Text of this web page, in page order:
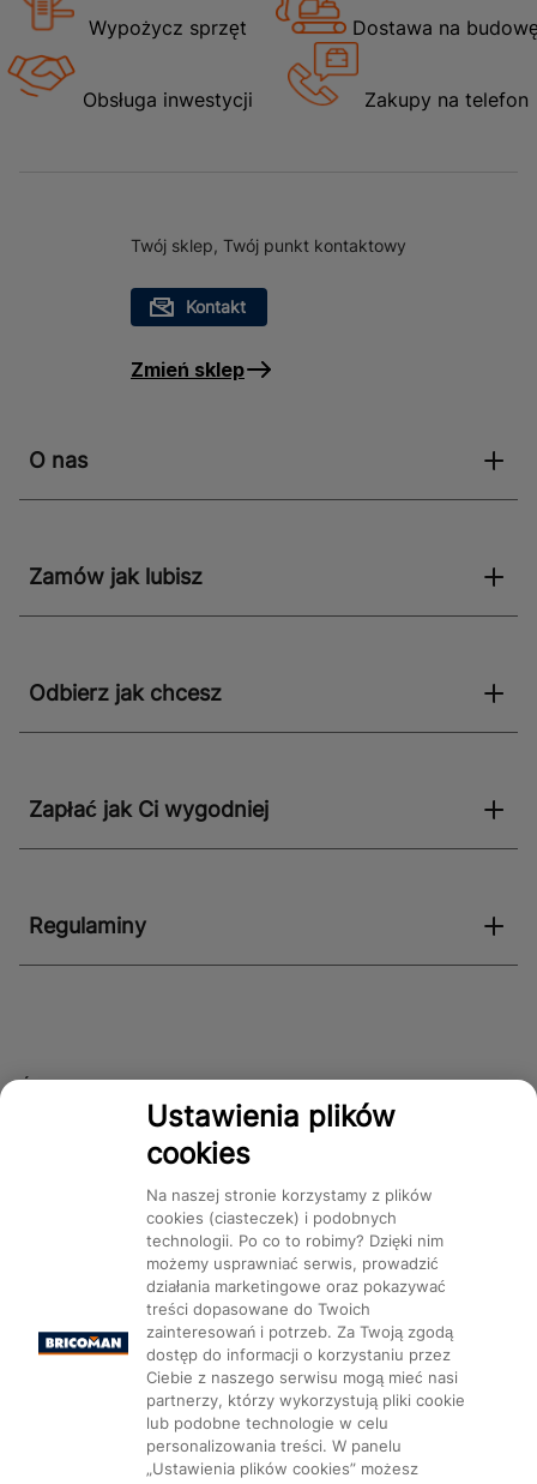
Wypożycz sprzęt Dostawa na
Obsługa inwestycji Zakupy na telefon
Twój sklep, Twój punkt kontaktowy
Kontakt
Zmień sklep
O nas
Zamów jak lubisz
Odbierz jak chcesz
Zapłać jak Ci wygodniej
Regulaminy
Śledź nas!
Mapa Strony: Kategorie Produkty Marki CMS
Ustawienia plików
cookies
Na naszej stronie korzystamy z plików
cookies (ciasteczek) i podobnych
technologii. Po co to robimy? Dzięki nim
możemy usprawniać serwis, prowadzić
działania marketingowe oraz pokazywać
treści dopasowane do Twoich
zainteresowań i potrzeb. Za Twoją zgodą
dostęp do informacji o korzystaniu przez
Ciebie z naszego serwisu mogą mieć nasi
partnerzy, którzy wykorzystują pliki cookie
lub podobne technologie w celu
personalizowania treści. W panelu
„Ustawienia plików cookies” możesz